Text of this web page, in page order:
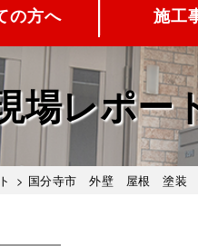
の方へ 施工
場レポー
> 国分寺市 外壁 屋根 塗装